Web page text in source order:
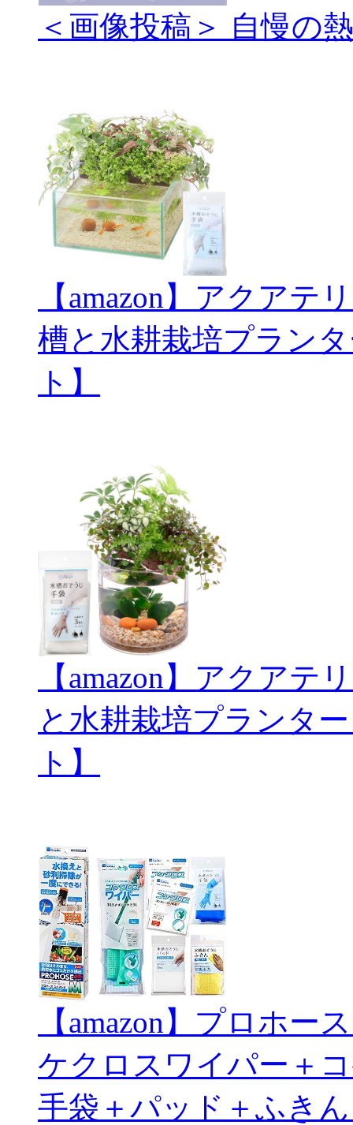
＜画像投稿＞ 自慢の
【amazon】アクアテ
槽と水耕栽培プラン
ト】
【amazon】アクアテ
と水耕栽培プランタ
ト】
【amazon】プロホ
ケクロスワイパー＋
手袋＋パッド＋ふき